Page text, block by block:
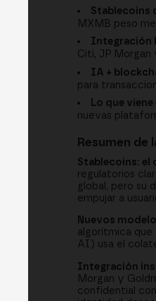
Stablecoins
MXMB peso
Integración
Citi, JP Morgan
IA +
para
Lo que viene
nuevas
Resumen de
Stablecoins: el
regulatorios
global, pero su
empujar a
Nuevos
algorítmica
AI) usa el
Integración
Morgan y
confidential